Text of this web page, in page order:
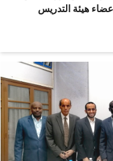
هيئة التدريس